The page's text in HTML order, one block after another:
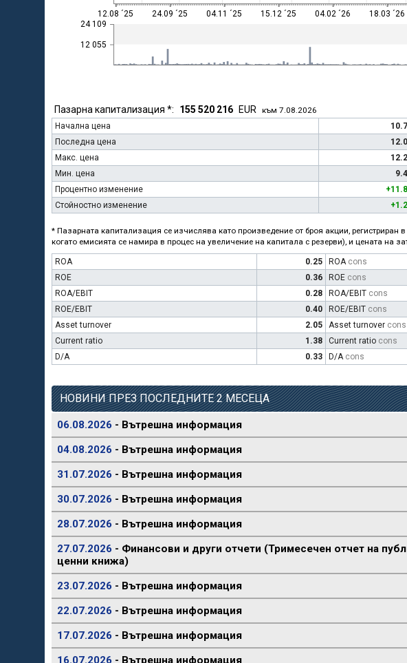
12 055
24 109
12.08 ´25 24.09 ´25 04.11 ´25 15.12 ´25 04.02 ´26 18.03 ´26
Пазарна капитализация *: 155 520 216 EUR към 7.08.2026
Начална цена
Последна цена
Макс. цена
Мин. цена
Процентно изменение
Стойностно изменение
* Пазарната капитализация се изчислява като произведение от броя акции, регистриран
когато емисията се намира в процес на увеличение на капитала с резерви), и цената на
ROA 0.25 ROA cons
ROE
0.36 ROE cons
ROA/EBIT
0.28 ROA/EBIT cons
ROE/EBIT
0.40 ROE/EBIT cons
Asset turnover
2.05 Asset turnover cons
Current ratio
1.38 Current ratio cons
D/A
0.33 D/A cons
НОВИНИ ПРЕЗ ПОСЛЕДНИТЕ 2 МЕСЕЦА
06.08.2026 - Вътрешна информация
04.08.2026 - Вътрешна информация
31.07.2026 - Вътрешна информация
30.07.2026 - Вътрешна информация
28.07.2026 - Вътрешна информация
27.07.2026 - Финансови и други отчети (Тримесечен отчет на
ценни книжа)
23.07.2026 - Вътрешна информация
22.07.2026 - Вътрешна информация
17.07.2026 - Вътрешна информация
16.07.2026 - Вътрешна информация